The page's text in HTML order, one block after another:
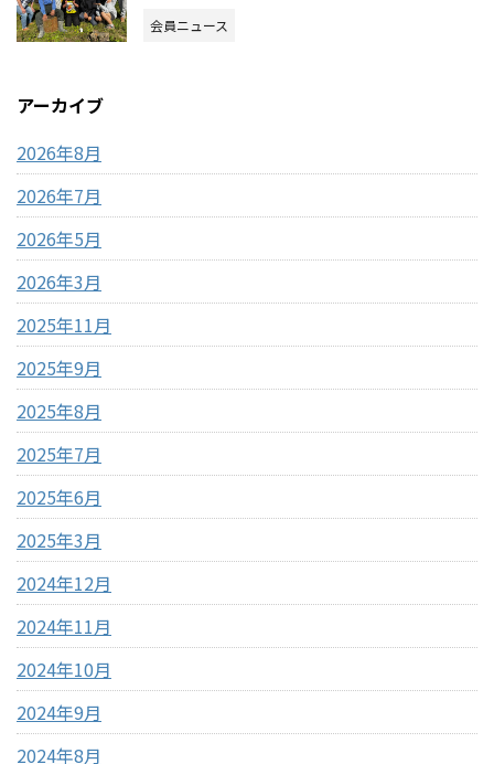
会員ニュース
アーカイブ
2026年8月
2026年7月
2026年5月
2026年3月
2025年11月
2025年9月
2025年8月
2025年7月
2025年6月
2025年3月
2024年12月
2024年11月
2024年10月
2024年9月
2024年8月